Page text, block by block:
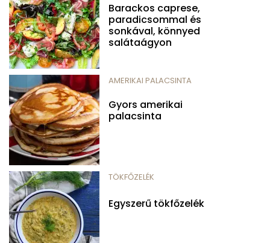
Barackos caprese,
paradicsommal és
sonkával, könnyed
salátaágyon
AMERIKAI PALACSINTA
Gyors amerikai
palacsinta
TÖKFŐZELÉK
Egyszerű tökfőzelék